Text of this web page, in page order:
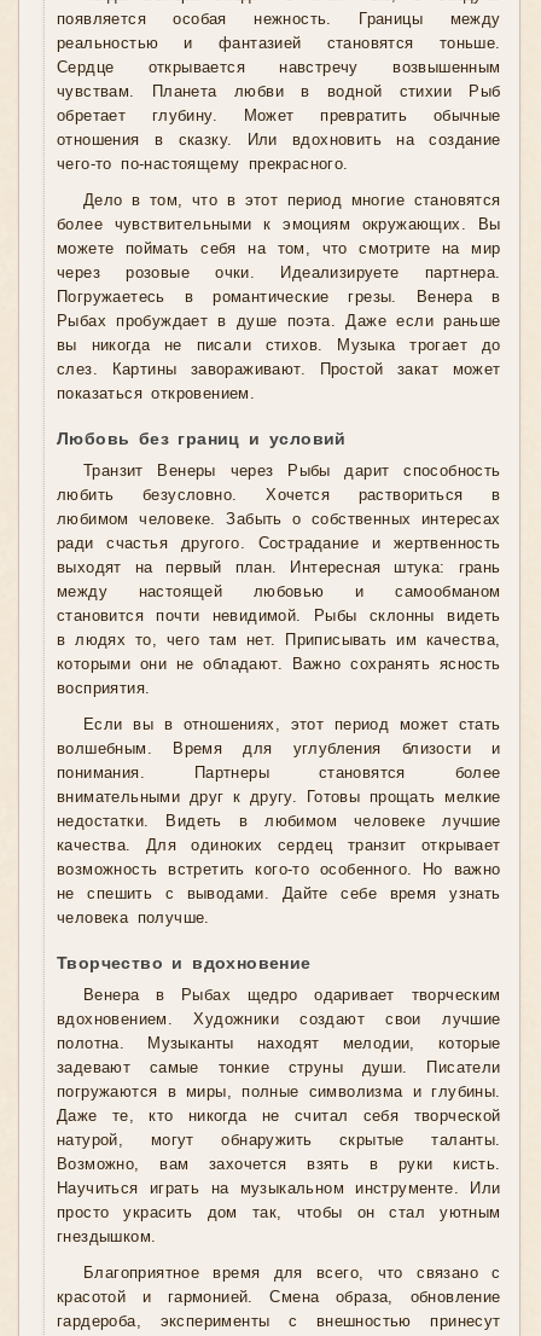
появляется особая нежность. Границы между
реальностью и фантазией становятся тоньше.
Сердце открывается навстречу возвышенным
чувствам. Планета любви в водной стихии Рыб
обретает глубину. Может превратить обычные
отношения в сказку. Или вдохновить на создание
чего-то по-настоящему прекрасного.
Дело в том, что в этот период многие становятся
более чувствительными к эмоциям окружающих. Вы
можете поймать себя на том, что смотрите на мир
через розовые очки. Идеализируете партнера.
Погружаетесь в романтические грезы. Венера в
Рыбах пробуждает в душе поэта. Даже если раньше
вы никогда не писали стихов. Музыка трогает до
слез. Картины завораживают. Простой закат может
показаться откровением.
Любовь без границ и условий
Транзит Венеры через Рыбы дарит способность
любить безусловно. Хочется раствориться в
любимом человеке. Забыть о собственных интересах
ради счастья другого. Сострадание и жертвенность
выходят на первый план. Интересная штука: грань
между настоящей любовью и самообманом
становится почти невидимой. Рыбы склонны видеть
в людях то, чего там нет. Приписывать им качества,
которыми они не обладают. Важно сохранять ясность
восприятия.
Если вы в отношениях, этот период может стать
волшебным. Время для углубления близости и
понимания. Партнеры становятся более
внимательными друг к другу. Готовы прощать мелкие
недостатки. Видеть в любимом человеке лучшие
качества. Для одиноких сердец транзит открывает
возможность встретить кого-то особенного. Но важно
не спешить с выводами. Дайте себе время узнать
человека получше.
Творчество и вдохновение
Венера в Рыбах щедро одаривает творческим
вдохновением. Художники создают свои лучшие
полотна. Музыканты находят мелодии, которые
задевают самые тонкие струны души. Писатели
погружаются в миры, полные символизма и глубины.
Даже те, кто никогда не считал себя творческой
натурой, могут обнаружить скрытые таланты.
Возможно, вам захочется взять в руки кисть.
Научиться играть на музыкальном инструменте. Или
просто украсить дом так, чтобы он стал уютным
гнездышком.
Благоприятное время для всего, что связано с
красотой и гармонией. Смена образа, обновление
гардероба, эксперименты с внешностью принесут